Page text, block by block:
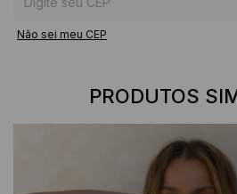
Não sei meu CEP
PRODUTOS